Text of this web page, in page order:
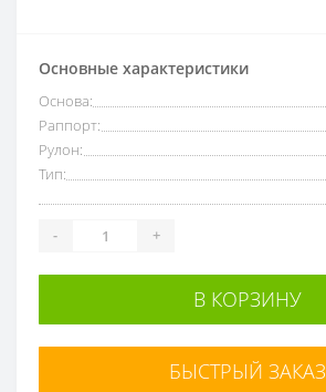
Основные характеристики
Основа:
Раппорт:
Рулон:
Тип:
- +
В КОРЗИНУ
БЫСТРЫЙ ЗАКАЗ